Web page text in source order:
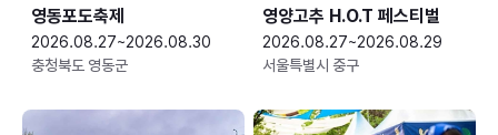
영동포도축제
2026.08.27~2026.08.30
충청북도 영동군
영양고추 H.O.T 페스티벌
2026.08.27~2026.08.29
서울특별시 중구